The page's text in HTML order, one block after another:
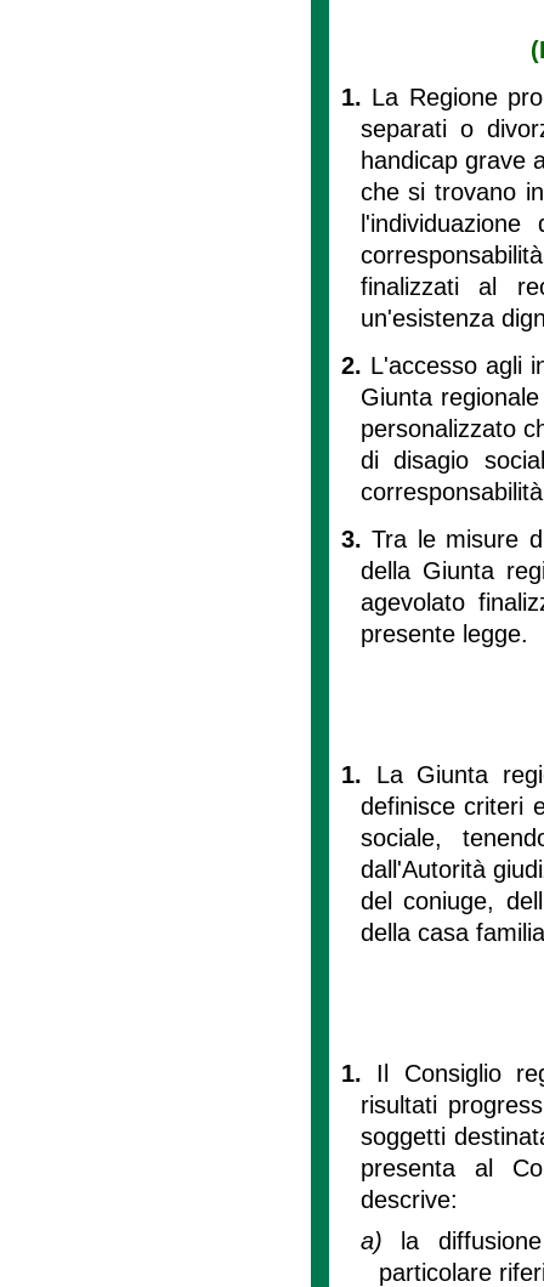
1. La Regione
separati o
handicap grave
che si trovano
finalizzati al
un'esistenza
2. L'accesso agli
Giunta
personalizzato
di disagio
3.Tra le misure
della Giunta
agevolato
presente legge.
1. La Giunta
definisce criteri
sociale,
dall'Autorità
del coniuge,
della casa
1. Il Consiglio
risultati
soggetti
presenta al
descrive:
a)
la
particolare